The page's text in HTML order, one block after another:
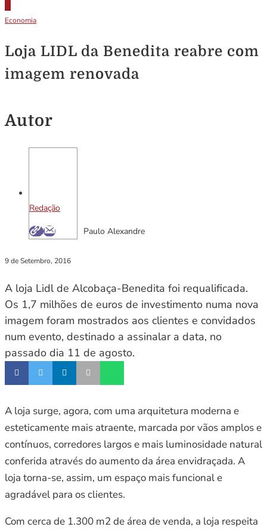
Economia
Loja LIDL da Benedita reabre com
imagem renovada
Autor
Redação
Paulo Alexandre
9 de Setembro, 2016
A loja Lidl de Alcobaça-Benedita foi requalificada.
Os 1,7 milhões de euros de investimento numa nova
imagem foram mostrados aos clientes e convidados
num evento, destinado a assinalar a data, no
passado dia 11 de agosto.
A loja surge, agora, com uma arquitetura moderna e
esteticamente mais atraente, marcada por vãos amplos e
contínuos, corredores largos e mais luminosidade natural
conferida através do aumento da área envidraçada. A
loja torna-se, assim, um espaço mais funcional e
agradável para os clientes.
Com cerca de 1.300 m2 de área de venda, a loja respeita